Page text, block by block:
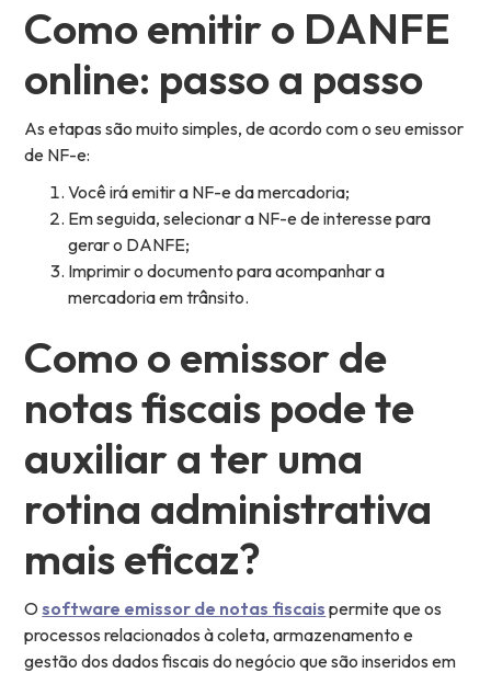
Como emitir o DANFE
online: passo a passo
As etapas são muito simples, de acordo com o seu emissor
de NF-e:
Você irá emitir a NF-e da mercadoria;
Em seguida, selecionar a NF-e de interesse para
gerar o DANFE;
Imprimir o documento para acompanhar a
mercadoria em trânsito.
Como o emissor de
notas fiscais pode te
auxiliar a ter uma
rotina administrativa
mais eficaz?
Osoftware emissor de notas fiscais permite que os
processos relacionados à coleta, armazenamento e
gestão dos dados fiscais do negócio que são inseridos em